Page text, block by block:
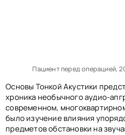
ПЕРСОНАЛИИ
LOL
ССЫЛКИ
О САЙТЕ
КОНТАКТЫ
BACK TO PHOTO
Пациент перед операцией,
Основы Тонкой Акустики
хроника необычного аудио-
современном,
было изучение влияния
предметов обстановки на